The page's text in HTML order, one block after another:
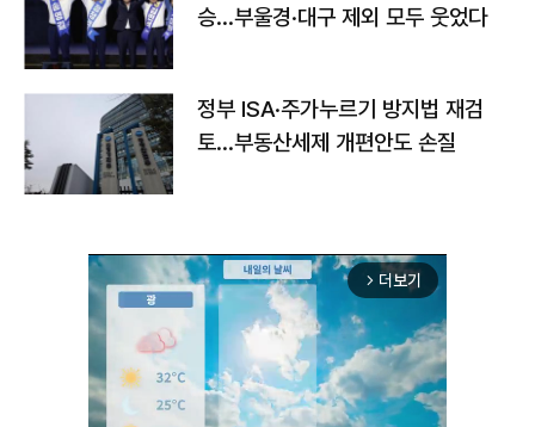
승…부울경·대구 제외 모두 웃었다
정부 ISA·주가누르기 방지법 재검
토…부동산세제 개편안도 손질
arrow_forward_ios 더보기